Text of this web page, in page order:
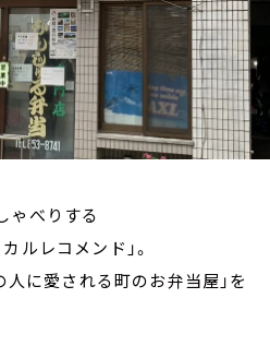
ゃべりする
ルレコメンド」。
人に愛される町のお弁当屋」を